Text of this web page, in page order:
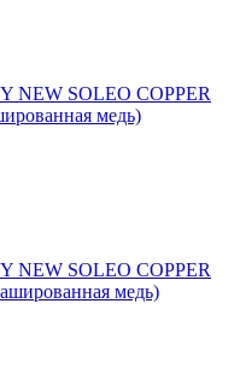
NEW SOLEO COPPER
медь)
NEW SOLEO COPPER
медь)